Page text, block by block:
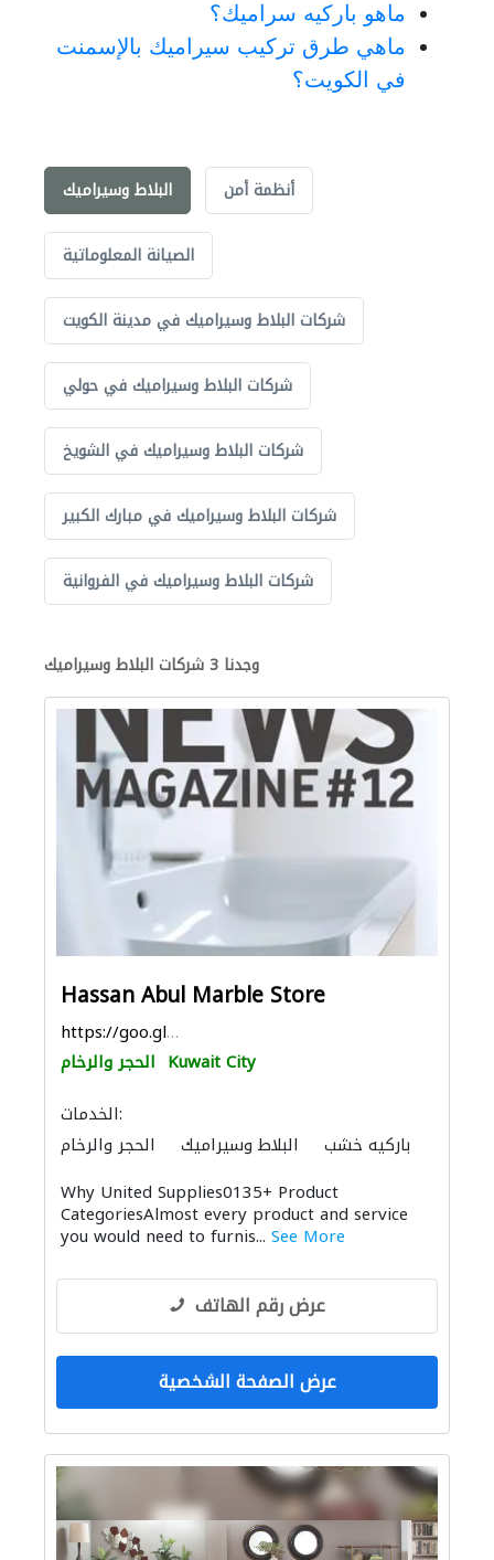
ماهو باركيه سراميك؟
ماهي طرق تركيب سيراميك بالإسمنت
في الكويت؟
البلاط وسيراميك أنظمة أمن
الصيانة المعلوماتية
شركات البلاط وسيراميك في مدينة الكويت
شركات البلاط وسيراميك في حولي
شركات البلاط وسيراميك في الشويخ
شركات البلاط وسيراميك في مبارك الكبير
شركات البلاط وسيراميك في الفروانية
وجدنا 3 شركات البلاط وسيراميك
Hassan Abul Marble Store
https://goo.gl/maps/iiYMdkXdrZfMSndr9
الحجر والرخام Kuwait City
الخدمات:
الحجر والرخام
البلاط وسيراميك باركيه خشب
الحمامات والمطابخ
Why United Supplies0135+ Product
CategoriesAlmost every product and service
you would need to furnis... See More
عرض رقم الهاتف
عرض الصفحة الشخصية